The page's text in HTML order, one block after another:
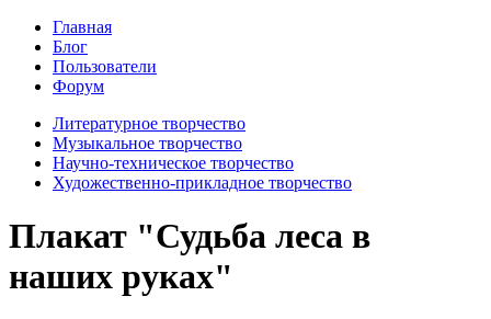
Главная
Блог
Пользователи
Форум
Литературное творчество
Музыкальное творчество
Научно-техническое творчество
Художественно-прикладное творчество
Плакат "Судьба леса в
наших руках"